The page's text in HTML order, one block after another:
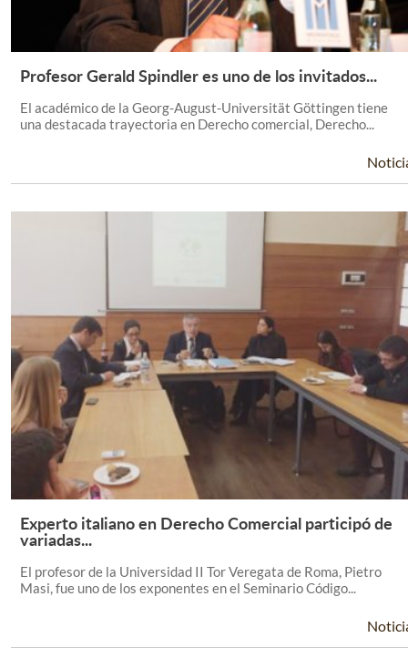
Leer Más +
Profesor Gerald Spindler es uno de los invitados...
El académico de la Georg-August-Universität Göttingen tiene
una destacada trayectoria en Derecho comercial, Derecho...
Leer Más +
Experto italiano en Derecho Comercial participó de
variadas...
El profesor de la Universidad II Tor Veregata de Roma, Pietro
Masi, fue uno de los exponentes en el Seminario Código...